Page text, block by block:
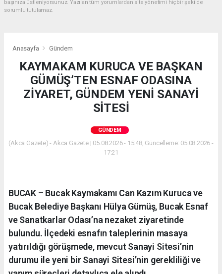
başınıza üstleniyorsunuz. Yazılan tüm yorumlardan site yönetimi hiçbir şekilde
sorumlu tutulamaz.
Anasayfa Gündem
KAYMAKAM KURUCA VE BAŞKAN
GÜMÜŞ’TEN ESNAF ODASINA
ZİYARET, GÜNDEM YENİ SANAYİ
SİTESİ
GÜNDEM
(Akca Gazete) - Akca Gazete | 05.08.2026 - 15:48, Güncelleme: 05.08.2026 -
17:21
BUCAK – Bucak Kaymakamı Can Kazım Kuruca ve
Bucak Belediye Başkanı Hülya Gümüş, Bucak Esnaf
ve Sanatkarlar Odası’na nezaket ziyaretinde
bulundu. İlçedeki esnafın taleplerinin masaya
yatırıldığı görüşmede, mevcut Sanayi Sitesi’nin
durumu ile yeni bir Sanayi Sitesi’nin gerekliliği ve